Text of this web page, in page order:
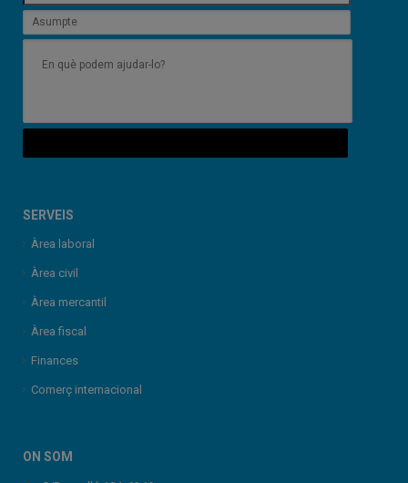
SERVEIS
Àrea laboral
Àrea civil
Àrea mercantil
Àrea fiscal
Finances
Comerç internacional
ON SOM